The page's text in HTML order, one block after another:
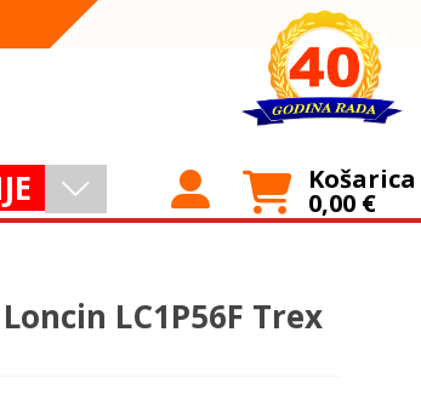
Košarica
0,00 €
LC1P56F Trex